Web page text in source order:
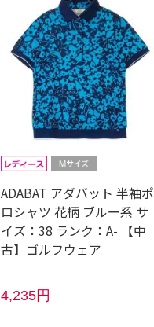
ADABAT アダバット 半袖ポ
ロシャツ 花柄 ブルー系 サ
イズ：38 ランク：A- 【中
古】ゴルフウェア
4,235円